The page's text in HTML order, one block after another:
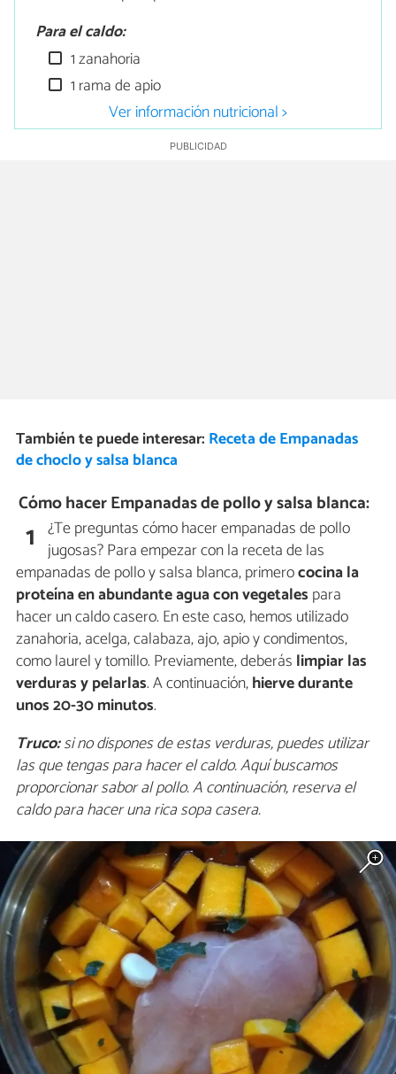
Para el caldo:
1 zanahoria
1 rama de apio
Ver información nutricional >
También te puede interesar: Receta de Empanadas
de choclo y salsa blanca
Cómo hacer Empanadas de pollo y salsa blanca:
1 ¿Te preguntas cómo hacer empanadas de pollo
jugosas? Para empezar con la receta de las
empanadas de pollo y salsa blanca, primerococina la
proteína en abundante agua con vegetales para
hacer un caldo casero. En este caso, hemos utilizado
zanahoria, acelga, calabaza, ajo, apio y condimentos,
como laurel y tomillo. Previamente, deberás limpiar las
verduras y pelarlas. A continuación,hierve durante
unos 20-30 minutos.
Truco:si no dispones de estas verduras, puedes utilizar
las que tengas para hacer el caldo. Aquí buscamos
proporcionar sabor al pollo. A continuación, reserva el
caldo para hacer una rica sopa casera.